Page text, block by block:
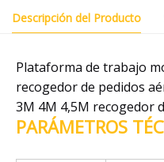
Descripción del Producto
Plataforma de trabajo
recogedor de pedidos
3M 4M 4,5M recogedor
PARÁMETROS